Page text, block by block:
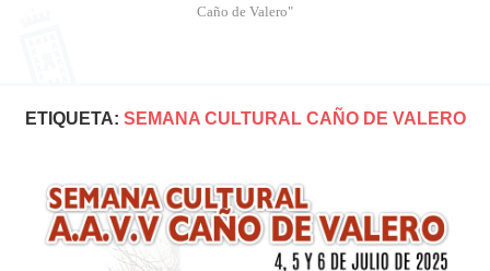
Caño de Valero"
ETIQUETA: SEMANA CULTURAL CAÑO DE VALERO